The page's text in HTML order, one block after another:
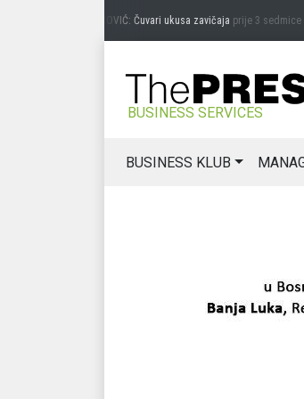
PREDRAG MIĆANOVIĆ: Čuvari ukusa zavičajaprije 3 sedmice
BUSINESS SERVICES
BUSINESS KLUB